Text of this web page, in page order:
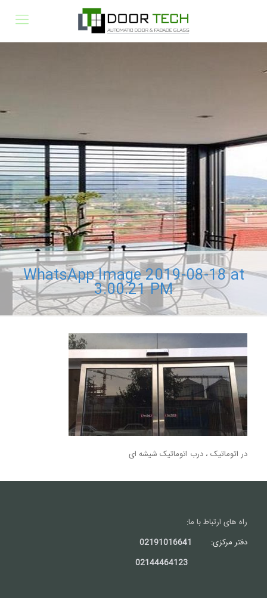
WhatsApp Image 2019-08-18 at
3.00.21 PM
در اتوماتیک ، درب اتوماتیک شیشه ای
راه های ارتباط با ما:
دفتر مرکزی: 02191016641
02144464123